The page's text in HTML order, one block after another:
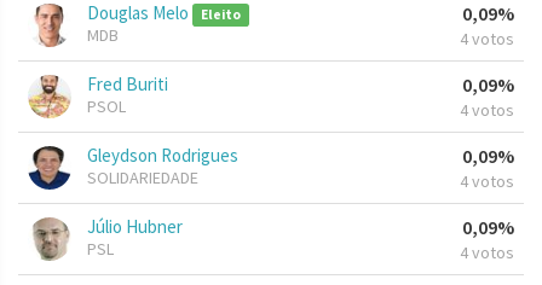
Douglas Melo Eleito
MDB
0,09%
4 votos
Fred Buriti
PSOL
0,09%
4 votos
Gleydson Rodrigues
SOLIDARIEDADE
0,09%
4 votos
Júlio Hubner
PSL
0,09%
4 votos